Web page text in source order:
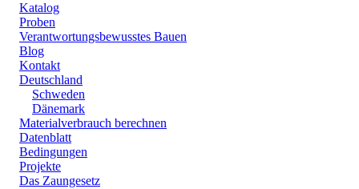
Katalog
Proben
Verantwortungsbewusstes Bauen
Blog
Kontakt
Deutschland
Schweden
Dänemark
Materialverbrauch berechnen
Datenblatt
Bedingungen
Projekte
Das Zaungesetz